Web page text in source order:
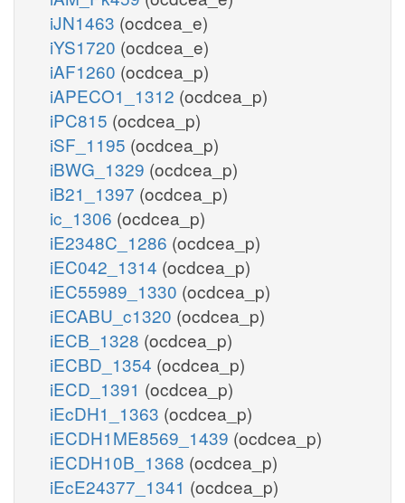
iJN1463 (ocdcea_e)
iYS1720 (ocdcea_e)
iAF1260 (ocdcea_p)
iAPECO1_1312 (ocdcea_p)
iPC815 (ocdcea_p)
iSF_1195 (ocdcea_p)
iBWG_1329 (ocdcea_p)
iB21_1397 (ocdcea_p)
ic_1306 (ocdcea_p)
iE2348C_1286 (ocdcea_p)
iEC042_1314 (ocdcea_p)
iEC55989_1330 (ocdcea_p)
iECABU_c1320 (ocdcea_p)
iECB_1328 (ocdcea_p)
iECBD_1354 (ocdcea_p)
iECD_1391 (ocdcea_p)
iEcDH1_1363 (ocdcea_p)
iECDH1ME8569_1439 (ocdcea_p)
iECDH10B_1368 (ocdcea_p)
iEcE24377_1341 (ocdcea_p)